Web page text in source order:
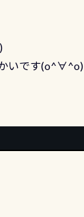
いです(o^∀^o)